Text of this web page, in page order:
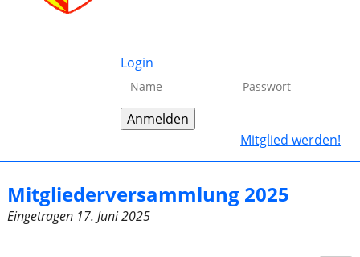
Login
Mitglied werden!
Mitgliederversammlung 2025
Eingetragen 17. Juni 2025